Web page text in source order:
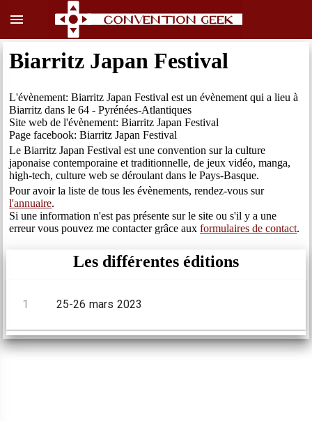
menu
Biarritz Japan Festival
L'évènement: Biarritz Japan Festival est un évènement qui a lieu à
Biarritz dans le 64 - Pyrénées-Atlantiques
Site web de l'évènement: Biarritz Japan Festival
Page facebook: Biarritz Japan Festival
Le Biarritz Japan Festival est une convention sur la culture
japonaise contemporaine et traditionnelle, de jeux vidéo, manga,
high-tech, culture web se déroulant dans le Pays-Basque.
Pour avoir la liste de tous les évènements, rendez-vous sur
l'annuaire.
Si une information n'est pas présente sur le site ou s'il y a une
erreur vous pouvez me contacter grâce auxformulaires de contact.
Les différentes éditions
1 25-26 mars 2023